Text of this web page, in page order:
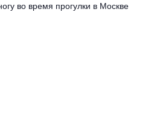
во время прогулки в Москве